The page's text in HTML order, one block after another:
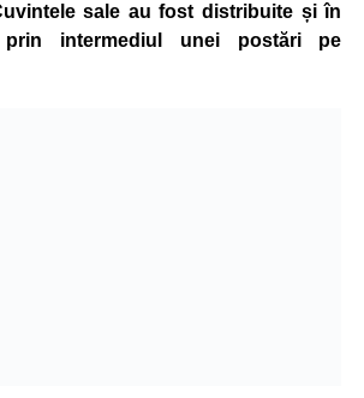
sale au fost distribuite și în
prin intermediul unei postări pe